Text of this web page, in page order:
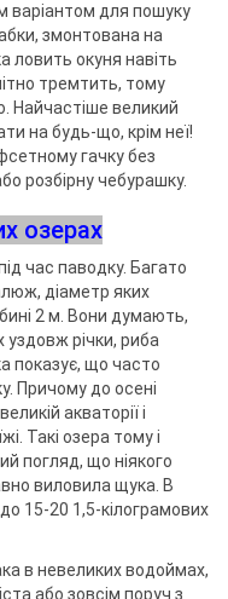
варіантом для пошуку
змонтована на
ловить окуня навіть
тремтить, тому
Найчастіше великий
на будь-що, крім неї!
гачку без
розбірну чебурашку.
озерах
час паводку. Багато
діаметр яких
2 м. Вони думають,
річки, риба
показує, що часто
Причому до осені
акваторії і
Такі озера тому і
погляд, що ніякого
виловила щука. В
15-20 1,5-кілограмових
в невеликих водоймах,
або зовсім поруч з